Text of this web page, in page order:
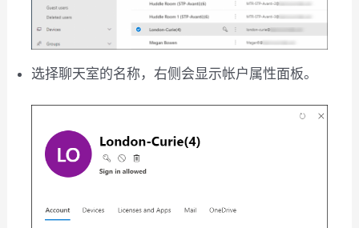
选择聊天室的名称，右侧会显示帐户属性面板。